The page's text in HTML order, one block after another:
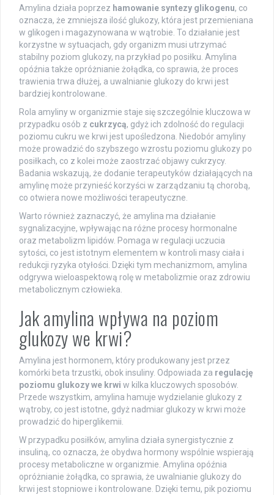
Amylina działa poprzez hamowanie syntezy glikogenu, co
oznacza, że zmniejsza ilość glukozy, która jest przemieniana
w glikogen i magazynowana w wątrobie. To działanie jest
korzystne w sytuacjach, gdy organizm musi utrzymać
stabilny poziom glukozy, na przykład po posiłku. Amylina
opóźnia także opróżnianie żołądka, co sprawia, że proces
trawienia trwa dłużej, a uwalnianie glukozy do krwi jest
bardziej kontrolowane.
Rola amyliny w organizmie staje się szczególnie kluczowa w
przypadku osób z cukrzycą, gdyż ich zdolność do regulacji
poziomu cukru we krwi jest upośledzona. Niedobór amyliny
może prowadzić do szybszego wzrostu poziomu glukozy po
posiłkach, co z kolei może zaostrzać objawy cukrzycy.
Badania wskazują, że dodanie terapeutyków działających na
amylinę może przynieść korzyści w zarządzaniu tą chorobą,
co otwiera nowe możliwości terapeutyczne.
Warto również zaznaczyć, że amylina ma działanie
sygnalizacyjne, wpływając na różne procesy hormonalne
oraz metabolizm lipidów. Pomaga w regulacji uczucia
sytości, co jest istotnym elementem w kontroli masy ciała i
redukcji ryzyka otyłości. Dzięki tym mechanizmom, amylina
odgrywa wieloaspektową rolę w metabolizmie oraz zdrowiu
metabolicznym człowieka.
Jak amylina wpływa na poziom
glukozy we krwi?
Amylina jest hormonem, który produkowany jest przez
komórki beta trzustki, obok insuliny. Odpowiada za regulację
poziomu glukozy we krwi w kilka kluczowych sposobów.
Przede wszystkim, amylina hamuje wydzielanie glukozy z
wątroby, co jest istotne, gdyż nadmiar glukozy w krwi może
prowadzić do hiperglikemii.
W przypadku posiłków, amylina działa synergistycznie z
insuliną, co oznacza, że obydwa hormony wspólnie wspierają
procesy metaboliczne w organizmie. Amylina opóźnia
opróżnianie żołądka, co sprawia, że uwalnianie glukozy do
krwi jest stopniowe i kontrolowane. Dzięki temu, pik poziomu